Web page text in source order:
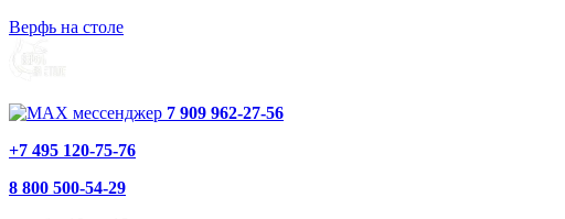
Верфь на столе
7 909 962-27-56
+7 495 120-75-76
8 800 500-54-29